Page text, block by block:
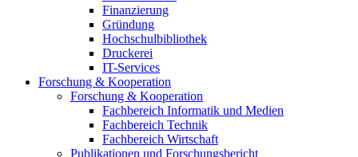
Finanzierung
Gründung
Hochschulbibliothek
Druckerei
IT-Services
Forschung & Kooperation
Forschung & Kooperation
Fachbereich Informatik und Medien
Fachbereich Technik
Fachbereich Wirtschaft
Publikationen und Forschungsbericht